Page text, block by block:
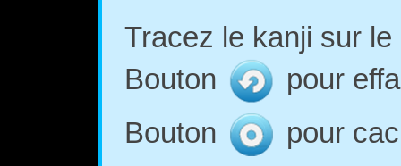
Tracez le kanji sur
Bouton
pour
Bouton
pour